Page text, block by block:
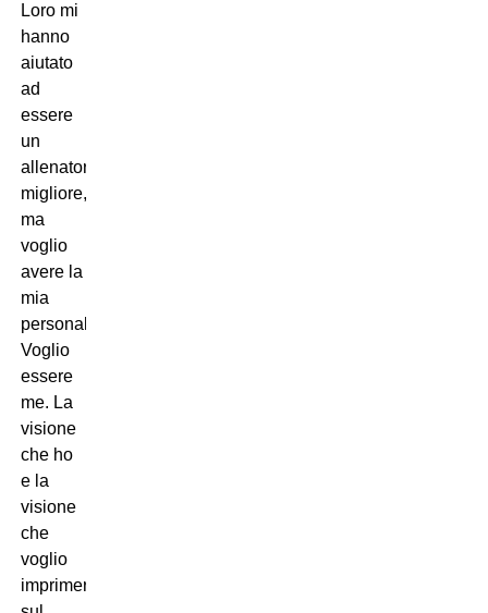
Loro mi
hanno
aiutato
ad
essere
un
allenatore
migliore,
ma
voglio
avere la
mia
personalità.
Voglio
essere
me. La
visione
che ho
e la
visione
che
voglio
imprimere